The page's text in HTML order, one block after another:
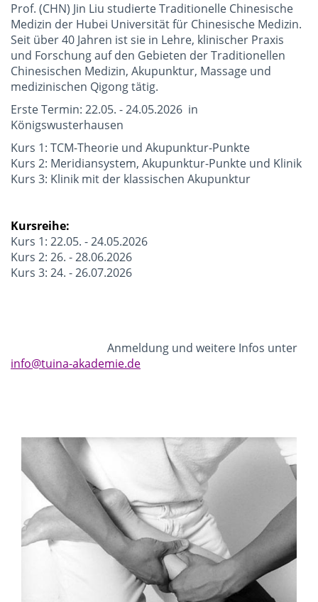
Prof. (CHN) Jin Liu studierte Traditionelle Chinesische
Medizin der Hubei Universität für Chinesische Medizin.
Seit über 40 Jahren ist sie in Lehre, klinischer Praxis
und Forschung auf den Gebieten der Traditionellen
Chinesischen Medizin, Akupunktur, Massage und
medizinischen Qigong tätig.
Erste Termin: 22.05. - 24.05.2026 in
Königswusterhausen
Kurs 1: TCM-Theorie und Akupunktur-Punkte
Kurs 2: Meridiansystem, Akupunktur-Punkte und Klinik
Kurs 3: Klinik mit der klassischen Akupunktur
Kursreihe:
Kurs 1: 22.05. - 24.05.2026
Kurs 2: 26. - 28.06.2026
Kurs 3: 24. - 26.07.2026
Anmeldung und weitere Infos unter
info@tuina-akademie.de